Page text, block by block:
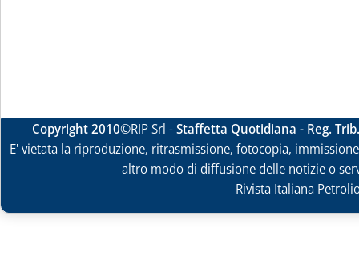
Copyright 2010©RIP Srl -Staffetta Quotidiana - Reg.
E' vietata la riproduzione, ritrasmissione, fotocopia,
altro modo di diffusione delle notizie o
Rivista Italiana